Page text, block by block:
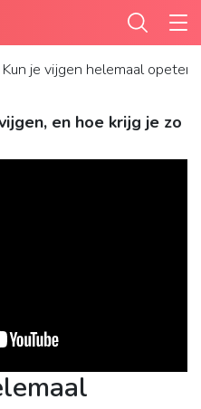
Kun je vijgen helemaal opeten?
en hoe krijg je zo